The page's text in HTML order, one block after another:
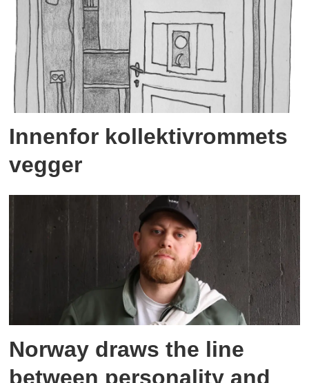
Innenfor kollektivrommets
vegger
Norway draws the line
between personality and